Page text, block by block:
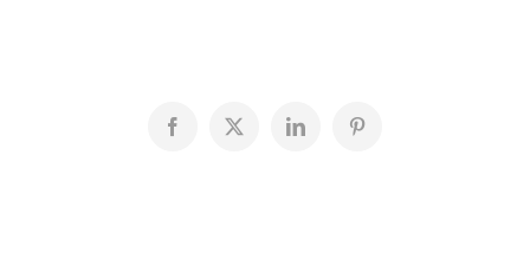
Facebook
X LinkedInPinterest